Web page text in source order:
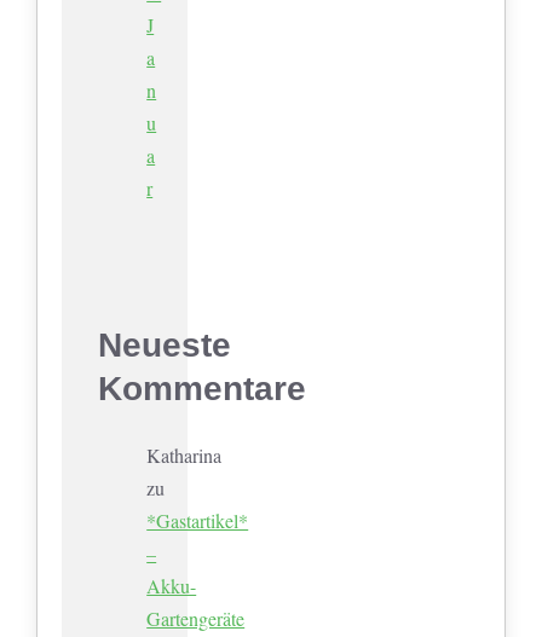
J
a
n
u
a
r
Neueste
Kommentare
Katharina
zu
*Gastartikel*
–
Akku-
Gartengeräte